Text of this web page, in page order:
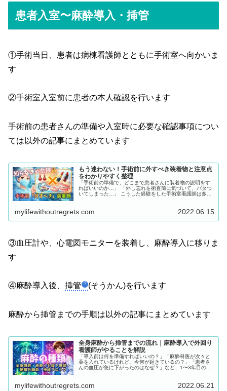
患者入室〜麻酔導入・挿管
①手術当日、患者は病棟看護師とともに手術室へ向かいま
す
②手術室入室前に患者の本人確認を行います
手術前の患者さんの準備や入室時に必要な確認事項につい
ては以外の記事にまとめています
もう迷わない！手術前に外すべき装着物と注意点
をわかりやすく整理
「手術前の準備で、どこまで患者さんに装着物の説明をす
ればいいのか…」 「外し忘れを術直前に気づいて、バタつ
いてしまった…」 こうした経験をした手術室看護師は多い
か」を自分の言葉で説明できず不安を感じる場面も少なく
ありません。 この記事では、手術前に外すべき装着物とそ
の理由を「安全確保」「生体監視」「麻酔管理」の観点か
mylifewithoutregrets.com 2022.06.15
③血圧計や、心電図モニターを装着し、麻酔導入に移りま
す
④麻酔導入後、 挿管 (そうかん)を行います
麻酔から挿管までの手順は以外の記事にまとめています
全身麻酔から挿管までの流れ｜麻酔導入で外回り
看護師がやることを解説
「導入前は何を準備すればいいの？」「麻酔科医が次々と
薬を入れているけれど、今何が起きているの？」「患者さ
んの血圧が急に下がったのはなぜ？」など、1〜3年目のオ
類、導入のパターンを理解することで、麻酔科医の次の行
動が予測でき、患者さんの安全を守る「先回りの看護」が
mylifewithoutregrets.com 2022.06.21